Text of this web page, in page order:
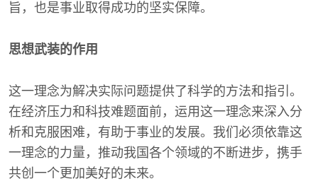
旨，也是事业取得成功的坚实保障。
思想武装的作用
这一理念为解决实际问题提供了科学的方法和指引。
在经济压力和科技难题面前，运用这一理念来深入分
析和克服困难，有助于事业的发展。我们必须依靠这
一理念的力量，推动我国各个领域的不断进步，携手
共创一个更加美好的未来。